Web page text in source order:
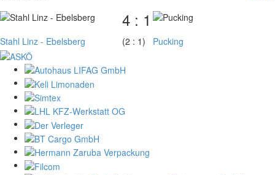
4 : 1
Stahl Linz - Ebelsberg (2 : 1) Pucking